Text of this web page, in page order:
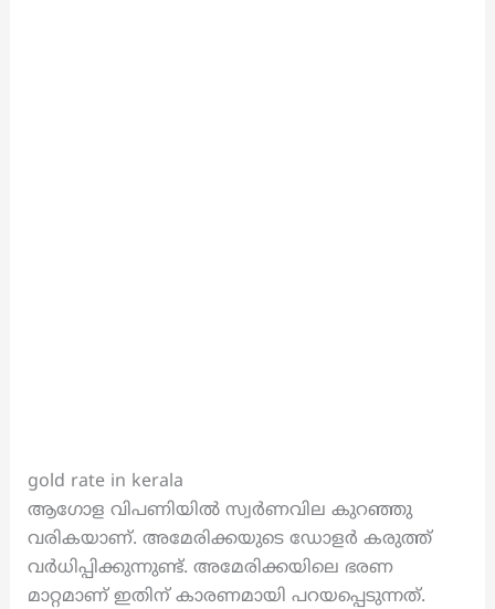
gold rate in kerala
ആഗോള വിപണിയില്‍ സ്വര്‍ണവില കുറഞ്ഞു
വരികയാണ്. അമേരിക്കയുടെ ഡോളര്‍ കരുത്ത്
വര്‍ധിപ്പിക്കുന്നുണ്ട്. അമേരിക്കയിലെ ഭരണ
മാറ്റമാണ് ഇതിന് കാരണമായി പറയപ്പെടുന്നത്.